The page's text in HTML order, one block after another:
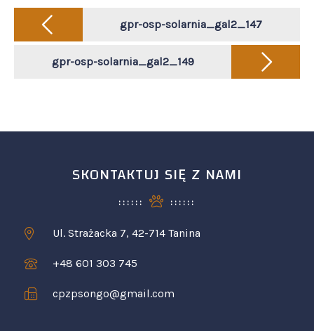
Post
navigation gpr-osp-solarnia_gal2_147
gpr-osp-solarnia_gal2_149
SKONTAKTUJ SIĘ Z NAMI
Ul. Strażacka 7, 42-714 Tanina
+48 601 303 745
cpzpsongo@gmail.com